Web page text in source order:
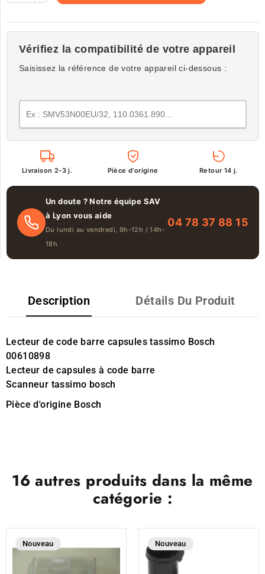
Vérifiez la compatibilité de votre appareil
Saisissez la référence de votre appareil ci-dessous :
Livraison 2-3 j. Pièce d'origine Retour 14 j.
Un doute ? Notre équipe SAV
à Lyon vous aide
Du lundi au vendredi, 9h-12h / 14h-
18h
04 78 37 88 15
Description Détails Du Produit
Lecteur de code barre capsules tassimo Bosch
00610898
Lecteur de capsules à code barre
Scanneur tassimo bosch
Pièce d'origine Bosch
16 autres produits dans la même
catégorie :
Nouveau Nouveau